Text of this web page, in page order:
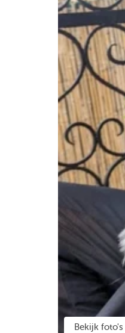
Bekijk foto's